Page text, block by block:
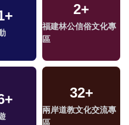
+ 2+
福建林公信俗文化專
區
+ 32+
兩岸道教文化交流專
區